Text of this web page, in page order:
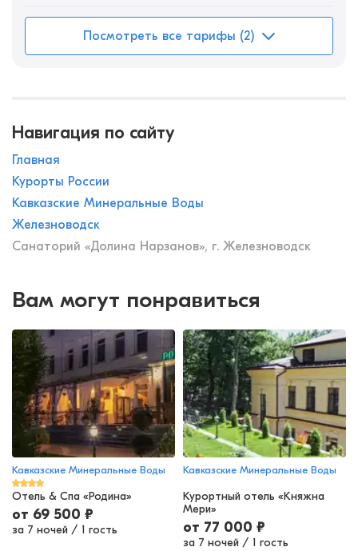
Посмотреть все тарифы (2)
Навигация по сайту
Главная
Курорты России
Кавказские Минеральные Воды
Железноводск
Санаторий «Долина Нарзанов», г. Железноводск
Вам могут понравиться
Кавказские Минеральные Воды
Отель & Спа «Родина»
от 69 500 ₽
за 7 ночей / 1 гость
Кавказские Минеральные Воды
Курортный отель «Княжна
Мери»
от 77 000 ₽
за 7 ночей / 1 гость